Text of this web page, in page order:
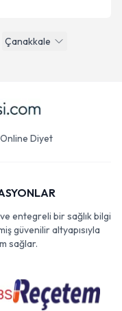
Çanakkale
Online Diyet
entegreli bir sağlık bilgi
güvenilir altyapısıyla
sağlar.